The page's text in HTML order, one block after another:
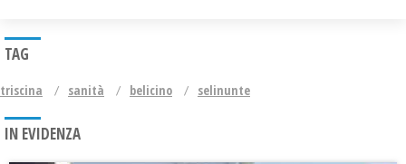
TAG
triscina sanità belicino selinunte
IN EVIDENZA